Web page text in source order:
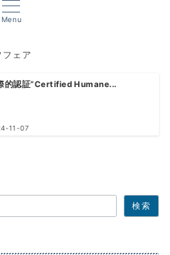
Menu
フェア
的認証”Certified Humane...
11-07
検索